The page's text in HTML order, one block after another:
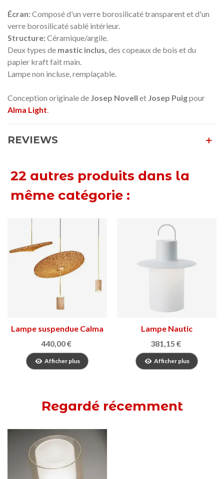
Écran:Composé d'un verre borosilicaté transparent et d'un
verre borosilicaté sablé intérieur.
Structure:Céramique/argile.
Deux types de mastic inclus, des copeaux de bois et du
papier kraft fait main.
Lampe non incluse, remplaçable.
Conception originale de Josep Novell et Josep Puigpour
Alma Light
REVIEWS
22 autres produits dans la
même catégorie :
Lampe suspendue Calma
440,00 €
Afficher plus
Lampe Nautic
381,15 €
Afficher plus
Regardé récemment